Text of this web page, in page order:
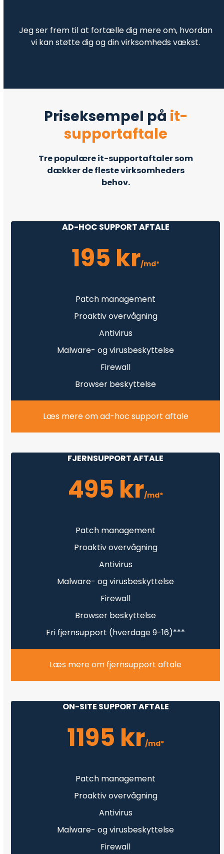
Jeg ser frem til at fortælle dig mere om, hvordan
vi kan støtte dig og din virksomheds vækst.
Priseksempel på it-
supportaftale
Tre populære it-supportaftaler som
dækker de fleste virksomheders
behov.
AD-HOC SUPPORT AFTALE
195 kr/md*
Patch management
Proaktiv overvågning
Antivirus
Malware- og virusbeskyttelse
Firewall
Browser beskyttelse
Læs mere om ad-hoc support aftale
FJERNSUPPORT AFTALE
495 kr/md*
Patch management
Proaktiv overvågning
Antivirus
Malware- og virusbeskyttelse
Firewall
Browser beskyttelse
Fri fjernsupport (hverdage 9-16)***
Læs mere om fjernsupport aftale
ON-SITE SUPPORT AFTALE
1195 kr/md*
Patch management
Proaktiv overvågning
Antivirus
Malware- og virusbeskyttelse
Firewall